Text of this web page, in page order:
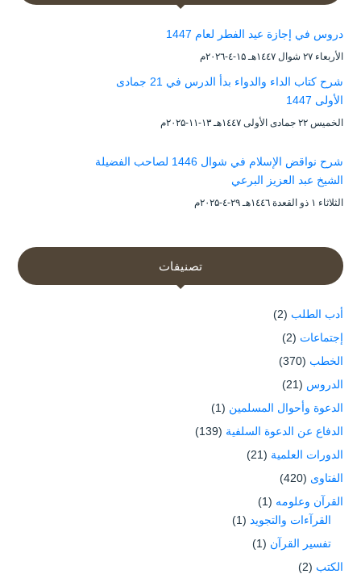
دروس في إجازة عيد الفطر لعام 1447
الأربعاء ۲۷ شوال ۱٤٤۷هـ ۱۵-٤-۲۰۲٦م
شرح كتاب الداء والدواء بدأ الدرس في 21 جمادى
الأولى 1447
الخميس ۲۲ جمادى الأولى ۱٤٤۷هـ ۱۳-۱۱-۲۰۲۵م
شرح نواقض الإسلام في شوال 1446 لصاحب الفضيلة
الشيخ عبد العزيز البرعي
الثلاثاء ۱ ذو القعدة ۱٤٤٦هـ ۲۹-٤-۲۰۲۵م
تصنيفات
أدب الطلب (2)
إجتماعات (2)
الخطب (370)
الدروس (21)
الدعوة وأحوال المسلمين (1)
الدفاع عن الدعوة السلفية (139)
الدورات العلمية (21)
الفتاوى (420)
القرآن وعلومه (1)
القرآءات والتجويد (1)
تفسير القرآن (1)
الكتب (2)